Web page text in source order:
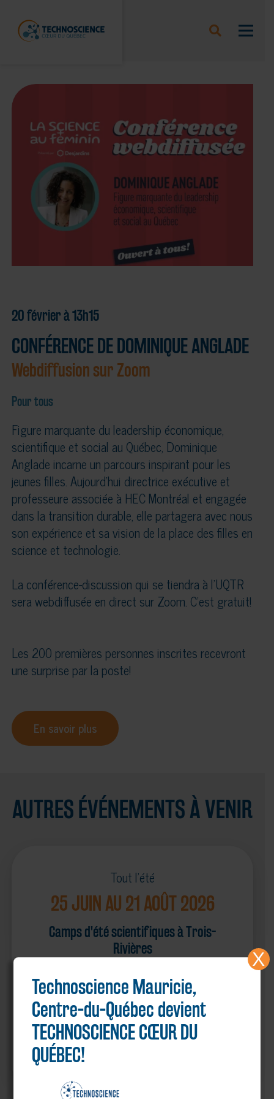
20 février à 13h15
CONFÉRENCE DE DOMINIQUE ANGLADE
Webdiffusion sur Zoom
Pour tous
Figure marquante du leadership économique,
scientifique et social au Québec, Dominique
Anglade incarne un parcours inspirant pour les
jeunes filles. Aujourd’hui directrice exécutive et
professeure associée à HEC Montréal et engagée
dans la transition durable, elle partagera avec nous
son expérience et sa vision de la place des filles en
science et technologie.
La conférence-discussion qui se tiendra à l'UQTR
sera webdiffusée en direct sur Zoom. C'est gratuit!
Les 200 premières personnes inscrites recevront
une surprise par la poste!
En savoir plus
AUTRES ÉVÉNEMENTS À VENIR
Tout l'été
25 JUIN AU 21 AOÛT 2026
Camps d'été scientifiques à Trois-
Rivières
Technoscience Mauricie,
Centre-du-Québec devient
TECHNOSCIENCE CŒUR DU
QUÉBEC!
X